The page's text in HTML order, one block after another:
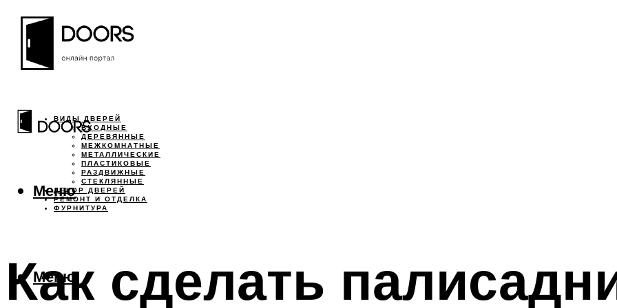
ВИДЫ ДВЕРЕЙ
ВХОДНЫЕ
ДЕРЕВЯННЫЕ
МЕЖКОМНАТНЫЕ
МЕТАЛЛИЧЕСКИЕ
ПЛАСТИКОВЫЕ
РАЗДВИЖНЫЕ
СТЕКЛЯННЫЕ
ДЕКОР ДВЕРЕЙ
РЕМОНТ И ОТДЕЛКА
ФУРНИТУРА
Меню
Меню
Как сделать